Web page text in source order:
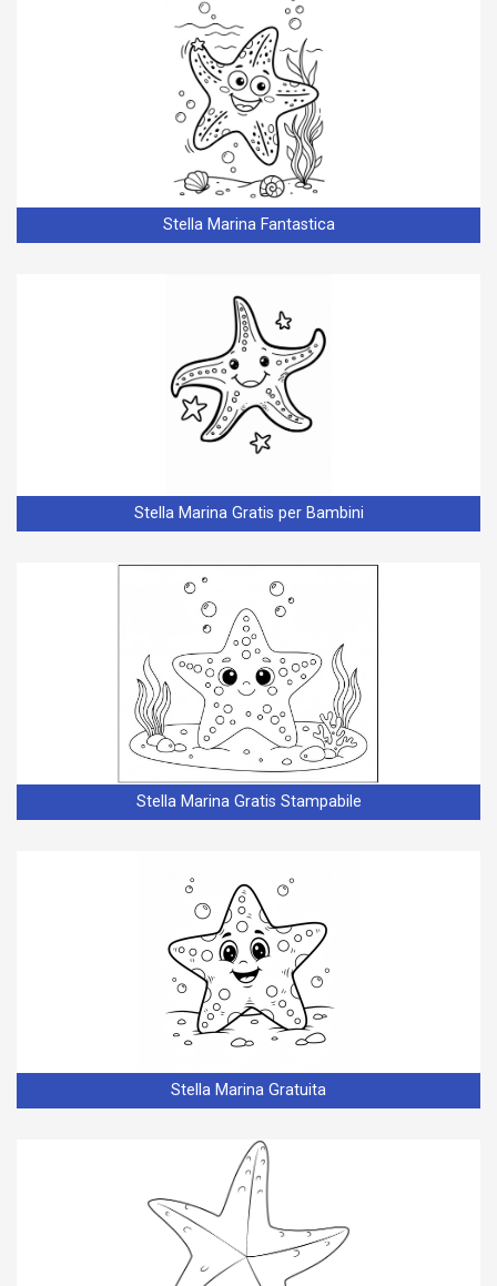
Stella Marina Fantastica
Stella Marina Gratis per Bambini
Stella Marina Gratis Stampabile
Stella Marina Gratuita